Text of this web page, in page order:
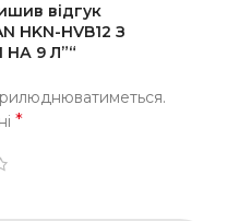
відгук
HKN-HVB12 З
9 Л”“
*